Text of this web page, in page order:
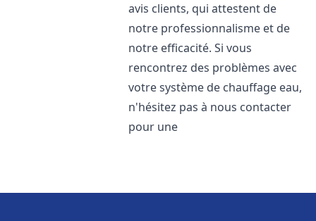
avis clients, qui attestent de
notre professionnalisme et de
notre efficacité. Si vous
rencontrez des problèmes avec
votre système de chauffage eau,
n'hésitez pas à nous contacter
pour une